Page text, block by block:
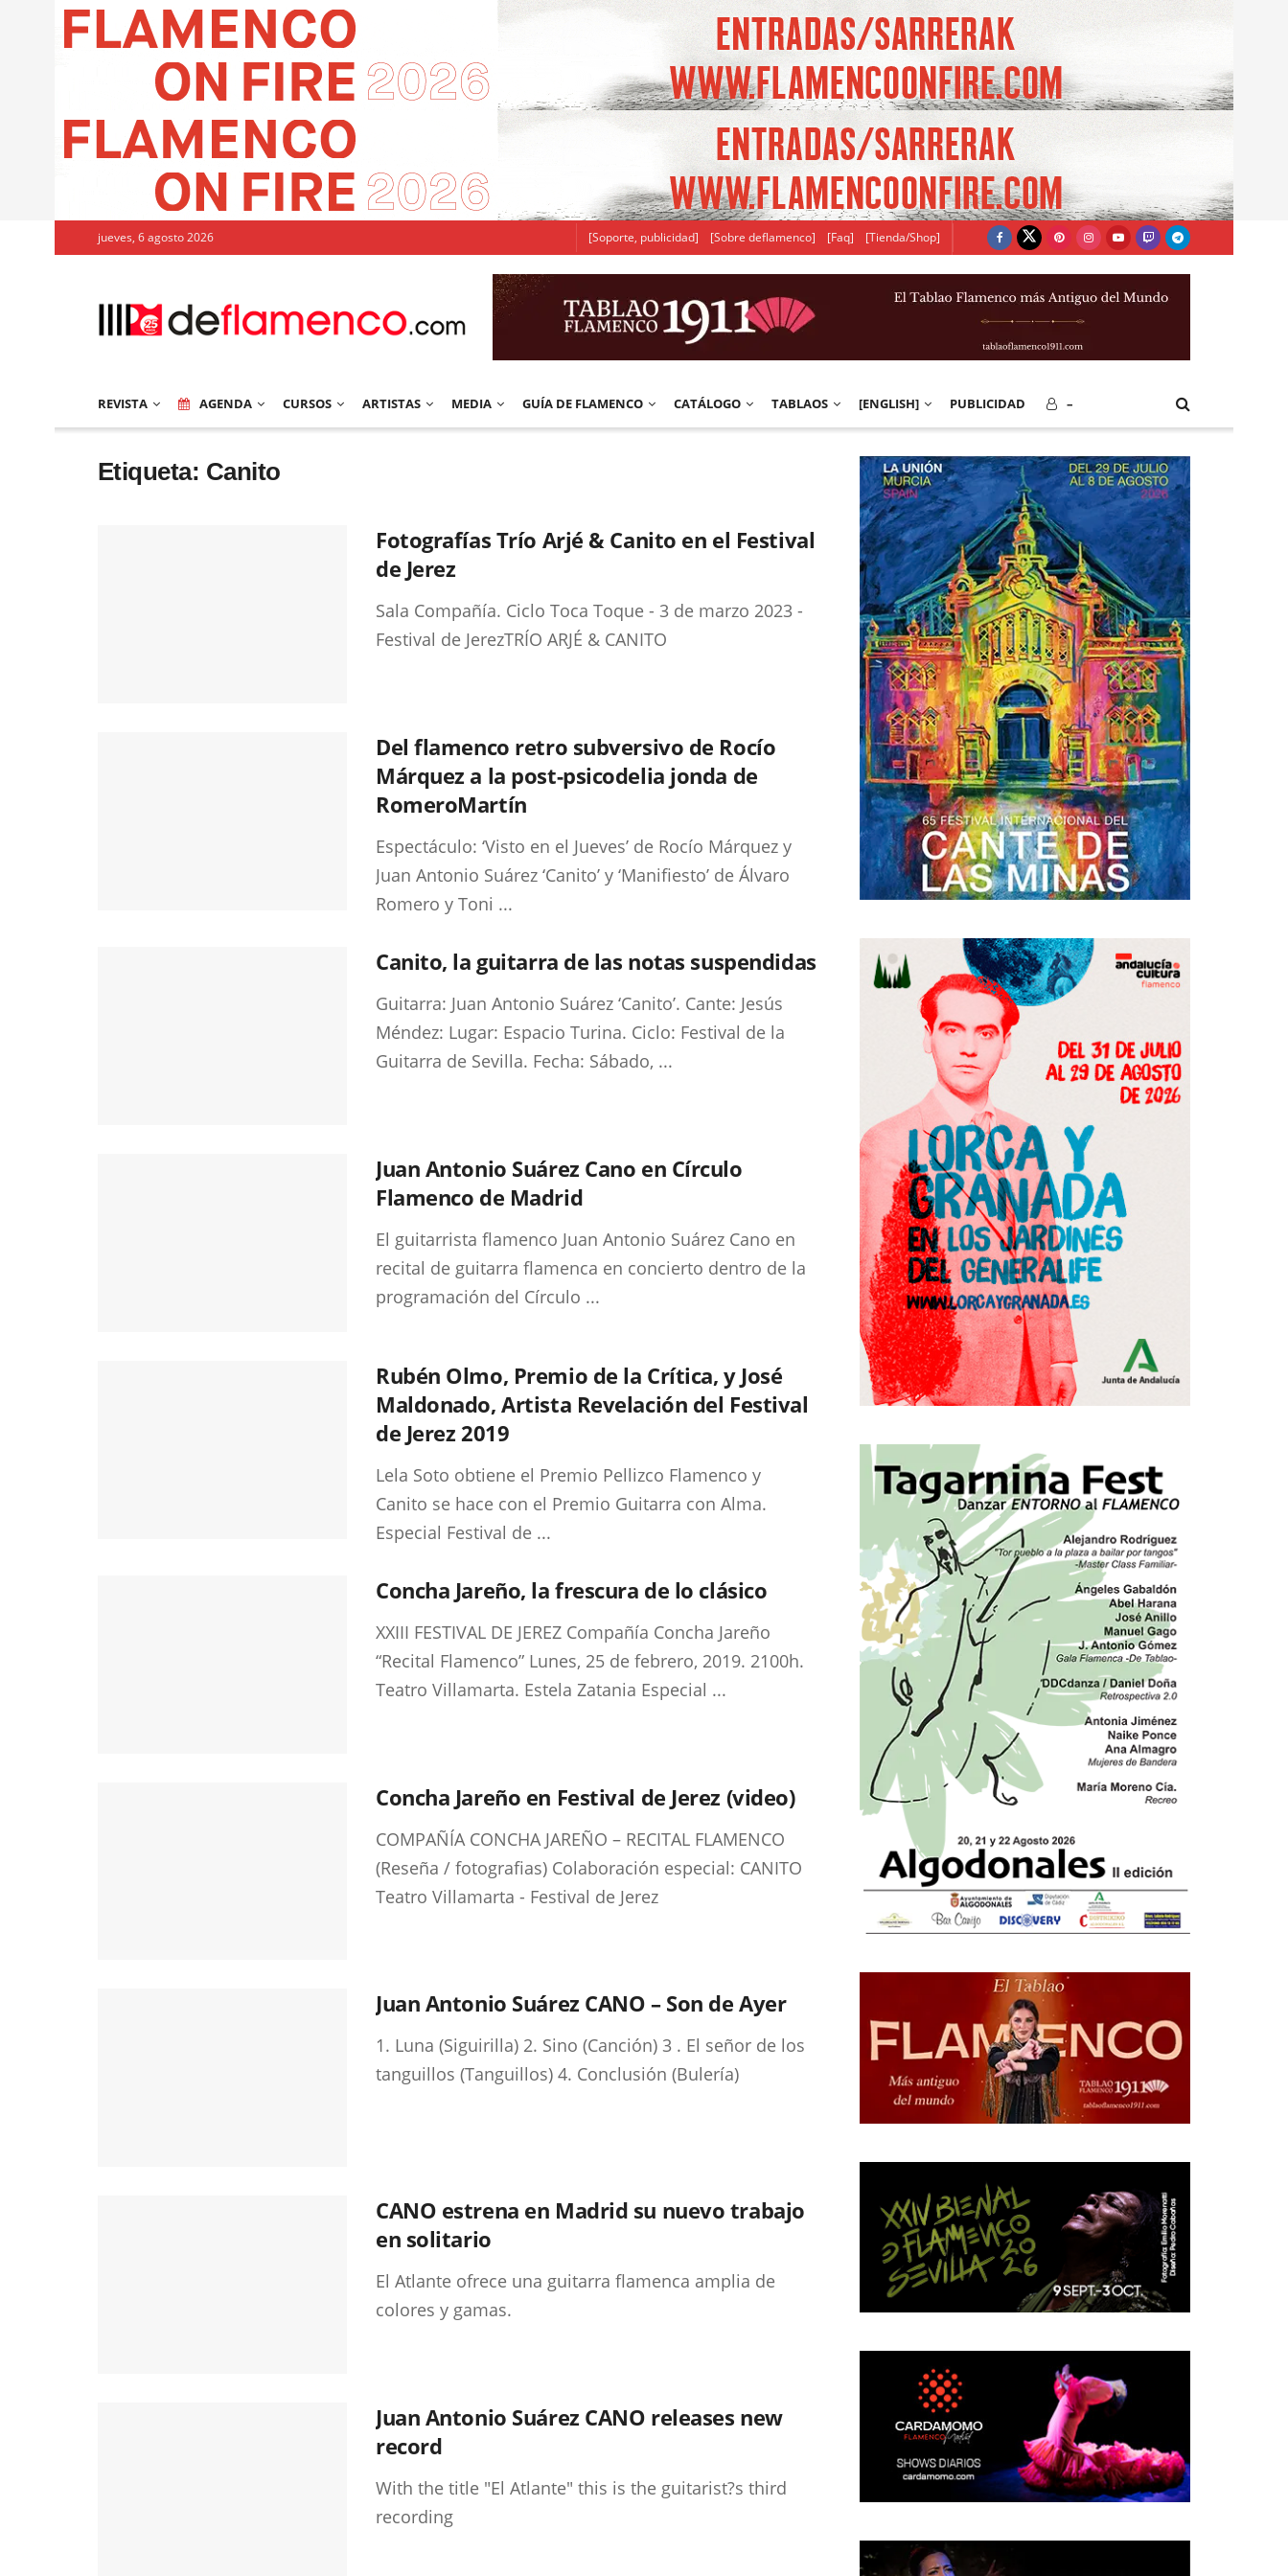
jueves, 6 agosto 2026 [Soporte, publicidad] [Sobre deflamenco] [Faq] [Tienda/Shop]
REVISTA AGENDA CURSOS ARTISTAS MEDIA GUÍA DE FLAMENCO CATÁLOGO TABLAOS [ENGLISH] PUBLICIDAD –
Etiqueta: Canito
Fotografías Trío Arjé & Canito en el Festival
de Jerez
Sala Compañía. Ciclo Toca Toque - 3 de marzo 2023 -
Festival de JerezTRÍO ARJÉ & CANITO
Del flamenco retro subversivo de Rocío
Márquez a la post-psicodelia jonda de
RomeroMartín
Espectáculo: ‘Visto en el Jueves’ de Rocío Márquez y
Juan Antonio Suárez ‘Canito’ y ‘Manifiesto’ de Álvaro
Romero y Toni ...
Canito, la guitarra de las notas suspendidas
Guitarra: Juan Antonio Suárez ‘Canito’. Cante: Jesús
Méndez: Lugar: Espacio Turina. Ciclo: Festival de la
Guitarra de Sevilla. Fecha: Sábado, ...
Juan Antonio Suárez Cano en Círculo
Flamenco de Madrid
El guitarrista flamenco Juan Antonio Suárez Cano en
recital de guitarra flamenca en concierto dentro de la
programación del Círculo ...
Rubén Olmo, Premio de la Crítica, y José
Maldonado, Artista Revelación del Festival
de Jerez 2019
Lela Soto obtiene el Premio Pellizco Flamenco y
Canito se hace con el Premio Guitarra con Alma.
Especial Festival de ...
Concha Jareño, la frescura de lo clásico
XXIII FESTIVAL DE JEREZ Compañía Concha Jareño
“Recital Flamenco” Lunes, 25 de febrero, 2019. 2100h.
Teatro Villamarta. Estela Zatania Especial ...
Concha Jareño en Festival de Jerez (video)
COMPAÑÍA CONCHA JAREÑO – RECITAL FLAMENCO
(Reseña / fotografias) Colaboración especial: CANITO
Teatro Villamarta - Festival de Jerez
Juan Antonio Suárez CANO – Son de Ayer
1. Luna (Siguirilla) 2. Sino (Canción) 3 . El señor de los
tanguillos (Tanguillos) 4. Conclusión (Bulería)
CANO estrena en Madrid su nuevo trabajo
en solitario
El Atlante ofrece una guitarra flamenca amplia de
colores y gamas.
Juan Antonio Suárez CANO releases new
record
With the title "El Atlante" this is the guitarist?s third
recording